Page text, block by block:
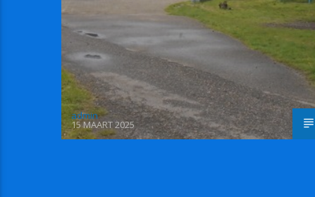
admin
15 MAART 2025